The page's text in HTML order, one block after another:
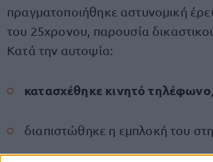
πραγματοποιήθηκε αστυνομική
του 25χρονου, παρουσία
Κατά την αυτοψία:
κατασχέθηκε κινητό τηλέφωνο
διαπιστώθηκε η εμπλοκή του